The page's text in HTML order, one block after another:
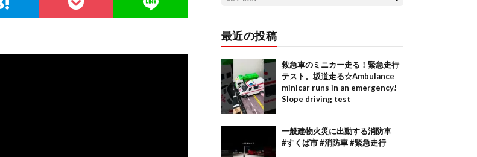
最近の投稿
救急車のミニカー走る！緊急走行
テスト。坂道走る☆Ambulance
minicar runs in an emergency!
Slope driving test
一般建物火災に出動する消防車
#すくば市 #消防車 #緊急走行